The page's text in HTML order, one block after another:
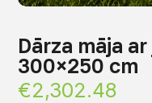
Dārza māja
300×250 cm
€2,302.48